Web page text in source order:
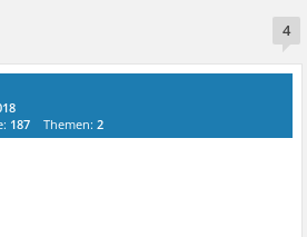
4
187 Themen:2